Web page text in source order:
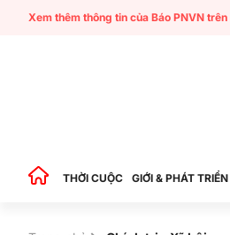
Xem thêm thông tin của Báo PNVN trên
THỜI CUỘC GIỚI & PHÁT TRIỂN